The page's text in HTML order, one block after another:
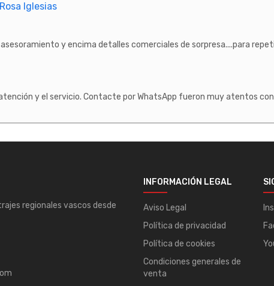
Iglesias
y encima detalles comerciales de sorpresa....para
y el servicio. Contacte por WhatsApp fueron muy atentos
regionales vascos desde
INFORMACIÓN LEGAL
Aviso Legal
Política de privacidad
Política de cookies
Condiciones generales de
venta